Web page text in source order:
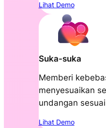
Lihat Demo
Suka-suka
Memberi
menyesuaikan
undangan
Lihat Demo